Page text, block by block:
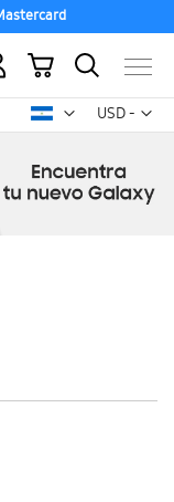
USD -
dólar
Mi carrito